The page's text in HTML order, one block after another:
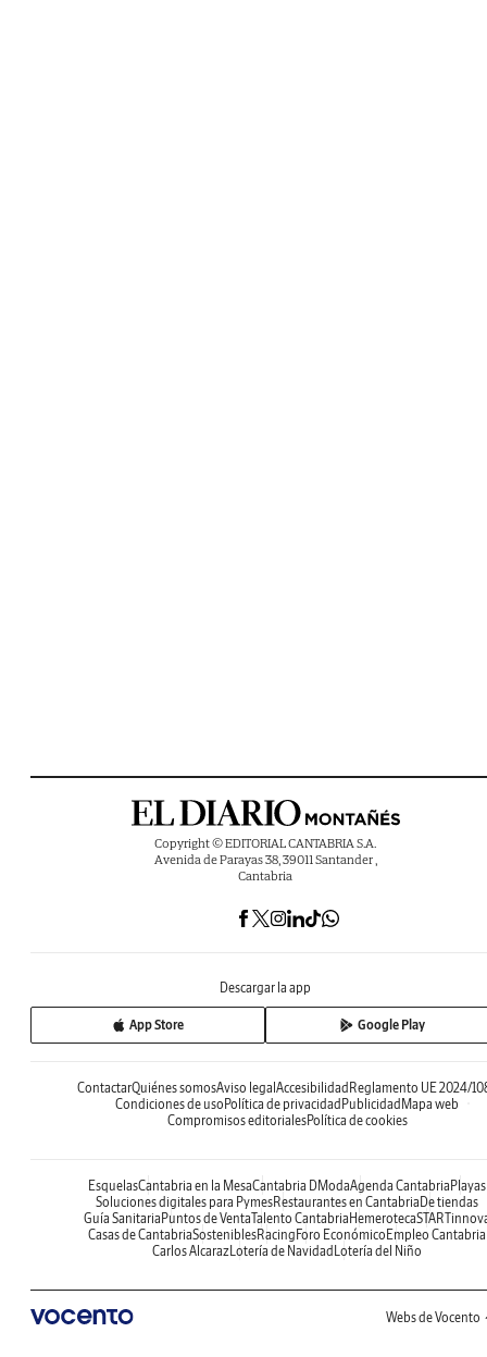
Copyright © EDITORIAL CANTABRIA S.A.
Avenida de Parayas 38, 39011 Santander ,
Cantabria
Descargar la app
App Store Google Play
ContactarQuiénes somosAviso legalAccesibilidadReglamento UE 2024/
Condiciones de usoPolítica de privacidadPublicidadMapa web
Compromisos editorialesPolítica de cookies
EsquelasCantabria en la MesaCantabria DModaAgenda CantabriaPlayas
Soluciones digitales para PymesRestaurantes en CantabriaDe tiendas
Guía SanitariaPuntos de VentaTalento CantabriaHemeroteca
Casas de CantabriaSosteniblesRacingForo EconómicoEmpleo Cantabria
Carlos AlcarazLotería de NavidadLotería del Niño
Webs de Vocento